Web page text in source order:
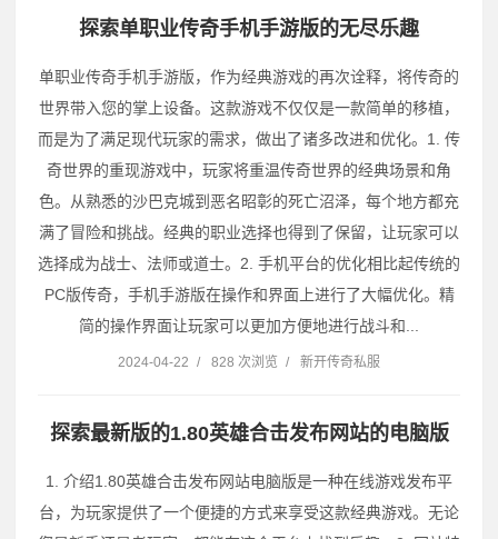
探索单职业传奇手机手游版的无尽乐趣
单职业传奇手机手游版，作为经典游戏的再次诠释，将传奇的
世界带入您的掌上设备。这款游戏不仅仅是一款简单的移植，
而是为了满足现代玩家的需求，做出了诸多改进和优化。1. 传
奇世界的重现游戏中，玩家将重温传奇世界的经典场景和角
色。从熟悉的沙巴克城到恶名昭彰的死亡沼泽，每个地方都充
满了冒险和挑战。经典的职业选择也得到了保留，让玩家可以
选择成为战士、法师或道士。2. 手机平台的优化相比起传统的
PC版传奇，手机手游版在操作和界面上进行了大幅优化。精
简的操作界面让玩家可以更加方便地进行战斗和...
2024-04-22 / 828 次浏览 / 新开传奇私服
探索最新版的1.80英雄合击发布网站的电脑版
1. 介绍1.80英雄合击发布网站电脑版是一种在线游戏发布平
台，为玩家提供了一个便捷的方式来享受这款经典游戏。无论